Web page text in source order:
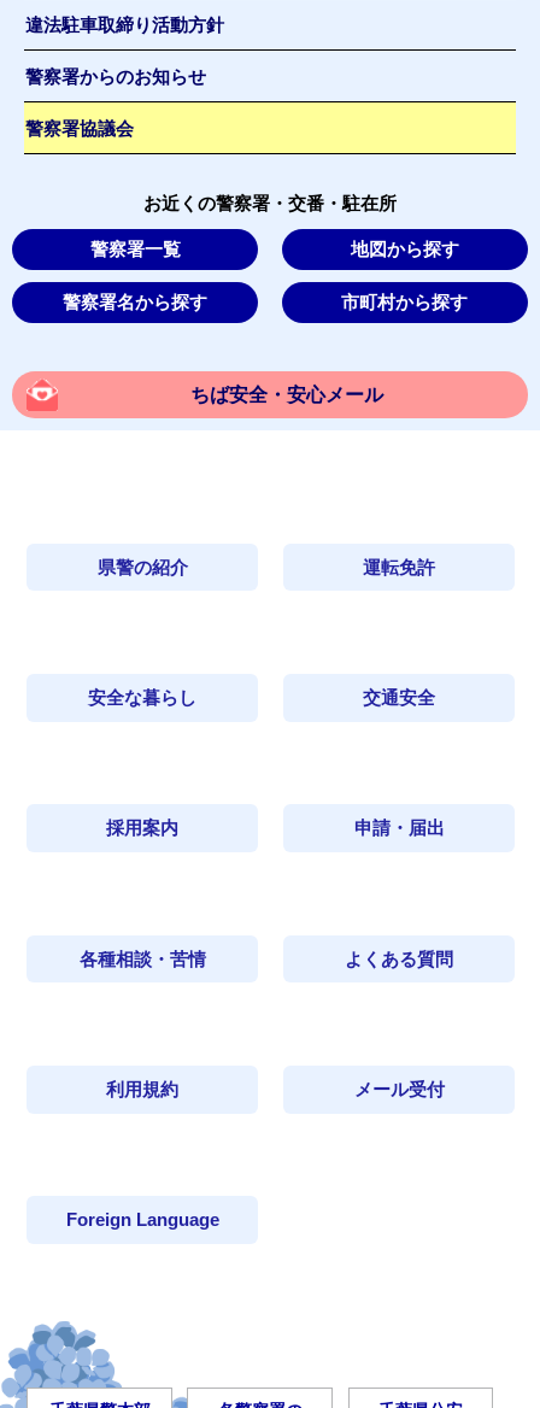
違法駐車取締り活動方針
警察署からのお知らせ
警察署協議会
お近くの警察署・交番・駐在所
警察署一覧 地図から探す
警察署名から探す 市町村から探す
ちば安全・安心メール
県警の紹介 運転免許
安全な暮らし 交通安全
採用案内 申請・届出
各種相談・苦情 よくある質問
利用規約 メール受付
Foreign Language